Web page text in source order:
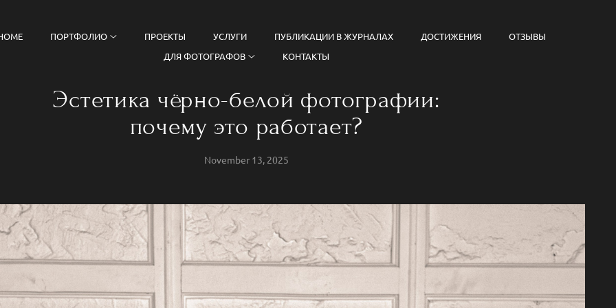
ПОРТФОЛИО ПРОЕКТЫ УСЛУГИ ПУБЛИКАЦИИ В ЖУРНАЛАХ ДОСТИЖЕНИЯ
ОТЗЫВЫ
ДЛЯ ФОТОГРАФОВ
КОНТАКТЫ
Эстетика чёрно-белой фотографии:
почему это работает?
November 13, 2025